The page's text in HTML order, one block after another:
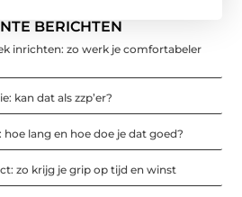
BERICHTEN
inrichten: zo werk je comfortabeler
kan dat als zzp’er?
lang en hoe doe je dat goed?
zo krijg je grip op tijd en winst